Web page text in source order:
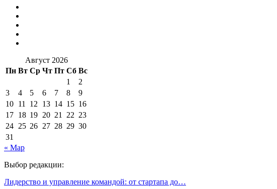
Август 2026
Пн Вт Ср Чт Пт Сб Вс
1
2
3
4 5 6 7 8
9
10 11 12 13 14 15 16
17 18 19 20 21 22 23
24 25 26 27 28 29 30
31
« Мар
Выбор редакции:
Лидерство и управление командой: от стартапа до…